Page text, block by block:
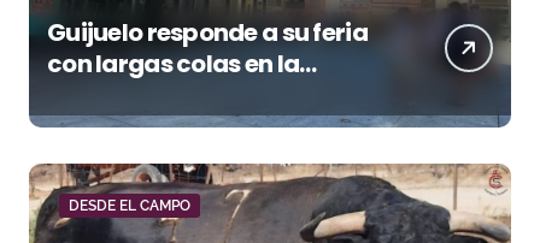
Guijuelo responde a su feria
con largas colas en la
DESDE EL CAMPO